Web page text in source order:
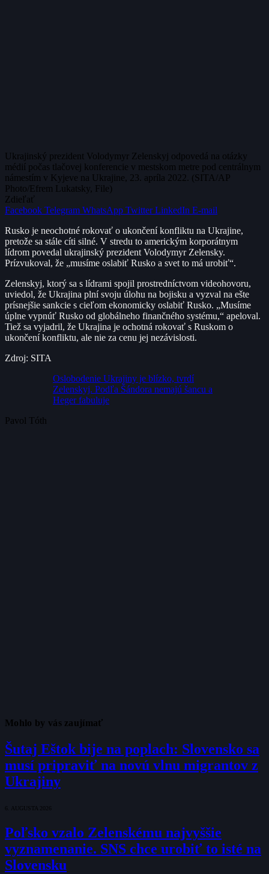
Ukrajinský prezident Volodymyr Zelenskyj odpovedá na otázky
médií počas tlačovej konferencie v mestskom metre pod centrálnym
námestím v Kyjeve na Ukrajine, 23. apríla 2022. (SITA/AP
Photo/Efrem Lukatsky, File)
Zdieľať
Facebook Telegram WhatsApp Twitter LinkedIn E-mail
Rusko je neochotné rokovať o ukončení konfliktu na Ukrajine,
pretože sa stále cíti silné. V stredu to americkým korporátnym
lídrom povedal ukrajinský prezident Volodymyr Zelensky.
Prízvukoval, že „musíme oslabiť Rusko a svet to má urobiť“.
Zelenskyj, ktorý sa s lídrami spojil prostredníctvom videohovoru,
uviedol, že Ukrajina plní svoju úlohu na bojisku a vyzval na ešte
prísnejšie sankcie s cieľom ekonomicky oslabiť Rusko. „Musíme
úplne vypnúť Rusko od globálneho finančného systému,“ apeloval.
Tiež sa vyjadril, že Ukrajina je ochotná rokovať s Ruskom o
ukončení konfliktu, ale nie za cenu jej nezávislosti.
Zdroj: SITA
Oslobodenie Ukrajiny je blízko, tvrdí
Zelenskyj. Podľa Šándora nemajú šancu a
Heger fabuluje
Pavol Tóth
Mohlo by vás zaujímať
Šutaj Eštok bije na poplach: Slovensko sa
musí pripraviť na novú vlnu migrantov z
Ukrajiny
6. AUGUSTA 2026
Poľsko vzalo Zelenskému najvyššie
vyznamenanie. SNS chce urobiť to isté na
Slovensku